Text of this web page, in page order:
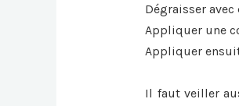
Dégraisser avec
Appliquer une
Appliquer
Il faut veiller